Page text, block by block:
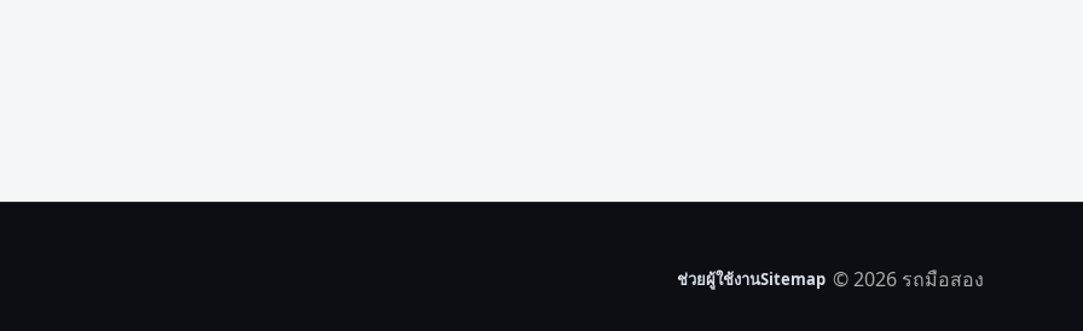
ช่วยผู้ใช้งานSitemap © 2026 รถมือสอง